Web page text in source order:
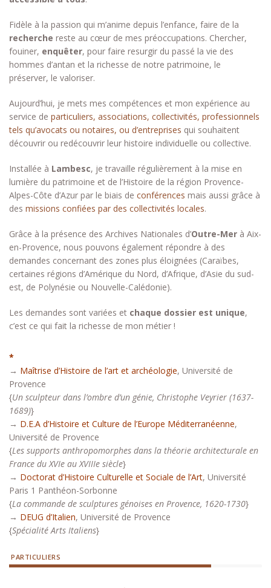
Fidèle à la passion qui m’anime depuis l’enfance, faire de la
recherche reste au cœur de mes préoccupations. Chercher,
fouiner, enquêter, pour faire resurgir du passé la vie des
hommes d’antan et la richesse de notre patrimoine, le
préserver, le valoriser.
Aujourd’hui, je mets mes compétences et mon expérience au
service de particuliers, associations, collectivités, professionnels
tels qu’avocats ou notaires, ou d’entreprises qui souhaitent
découvrir ou redécouvrir leur histoire individuelle ou collective.
Installée à Lambesc, je travaille régulièrement à la mise en
lumière du patrimoine et de l’Histoire de la région Provence-
Alpes-Côte d’Azur par le biais de conférences mais aussi grâce à
des missions confiées par des collectivités locales.
Grâce à la présence des Archives Nationales d’Outre-Mer à Aix-
en-Provence, nous pouvons également répondre à des
demandes concernant des zones plus éloignées (Caraïbes,
certaines régions d’Amérique du Nord, d’Afrique, d’Asie du sud-
est, de Polynésie ou Nouvelle-Calédonie).
Les demandes sont variées et chaque dossier est unique,
c’est ce qui fait la richesse de mon métier !
*
→ Maîtrise d’Histoire de l’art et archéologie, Université de
Provence
{Un sculpteur dans l’ombre d’un génie, Christophe Veyrier (1637-
1689)}
→ D.E.A d’Histoire et Culture de l’Europe Méditerranéenne,
Université de Provence
{Les supports anthropomorphes dans la théorie architecturale en
France du XVIe au XVIIIe siècle}
→ Doctorat d’Histoire Culturelle et Sociale de l’Art, Université
Paris 1 Panthéon-Sorbonne
{La commande de sculptures génoises en Provence, 1620-1730}
→ DEUG d’Italien, Université de Provence
{Spécialité Arts Italiens}
PARTICULIERS